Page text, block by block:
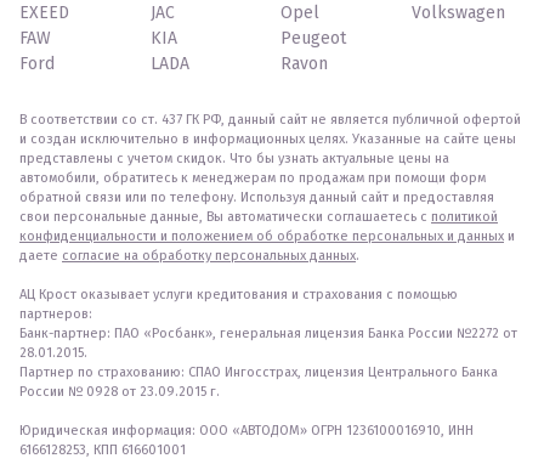
EXEED
FAW
Ford
JAC
KIA
LADA
Opel
Peugeot
Ravon
Volkswagen
В соответствии со ст. 437 ГК РФ, данный сайт не является публичной офертой
и создан исключительно в информационных целях. Указанные на сайте цены
представлены с учетом скидок. Что бы узнать актуальные цены на
автомобили, обратитесь к менеджерам по продажам при помощи форм
обратной связи или по телефону. Используя данный сайт и предоставляя
свои персональные данные, Вы автоматически соглашаетесь с политикой
конфиденциальности и положением об обработке персональных и данных и
даете согласие на обработку персональных данных.
АЦ Крост оказывает услуги кредитования и страхования с помощью
партнеров:
Банк-партнер: ПАО «Росбанк», генеральная лицензия Банка России №2272 от
28.01.2015.
Партнер по страхованию: СПАО Ингосстрах, лицензия Центрального Банка
России № 0928 от 23.09.2015 г.
Юридическая информация: ООО «АВТОДОМ» ОГРН 1236100016910, ИНН
6166128253, КПП 616601001